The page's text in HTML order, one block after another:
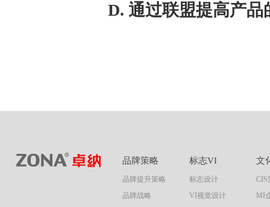
D. 通过联盟提高产品
品牌策略
品牌提升策略
品牌战略
标志VI
标志设计
VI视觉设计
文
CIS
MI